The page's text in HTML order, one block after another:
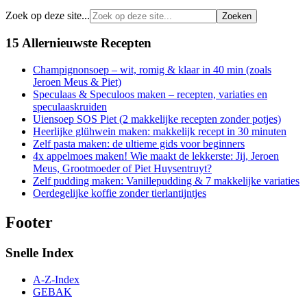
Zoek op deze site...
15 Allernieuwste Recepten
Champignonsoep – wit, romig & klaar in 40 min (zoals
Jeroen Meus & Piet)
Speculaas & Speculoos maken – recepten, variaties en
speculaaskruiden
Uiensoep SOS Piet (2 makkelijke recepten zonder potjes)
Heerlijke glühwein maken: makkelijk recept in 30 minuten
Zelf pasta maken: de ultieme gids voor beginners
4x appelmoes maken! Wie maakt de lekkerste: Jij, Jeroen
Meus, Grootmoeder of Piet Huysentruyt?
Zelf pudding maken: Vanillepudding & 7 makkelijke variaties
Oerdegelijke koffie zonder tierlantijntjes
Footer
Snelle Index
A-Z-Index
GEBAK